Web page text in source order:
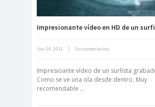
Archivo Getty, un tesoro
Impresionante vídeo en HD de un
Jan 24, 2011 | Sin comentarios
Impresioante vídeo de un surfista
Como se ve una ola desde dentro. Muy
recomendable ...